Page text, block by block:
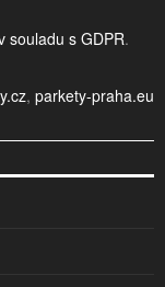
souladu s GDPR.
, parkety-praha.eu